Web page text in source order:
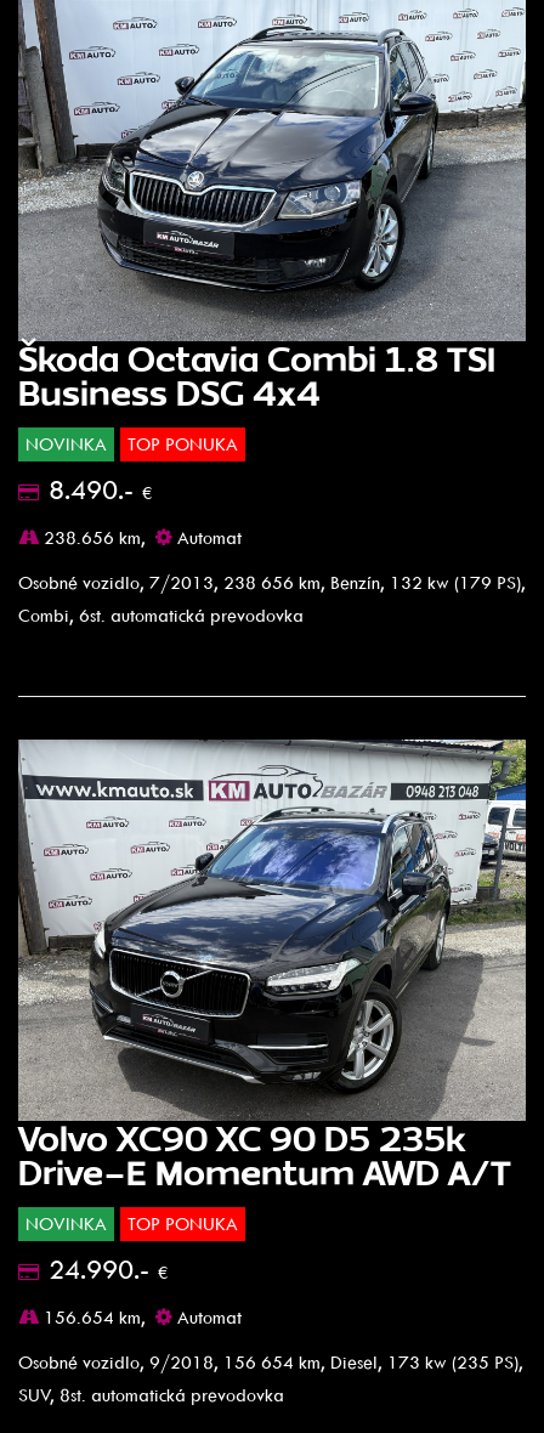
Škoda Octavia Combi 1.8 TSI
Business DSG 4x4
NOVINKA TOP PONUKA
8.490.- €
238.656 km,
Automat
Osobné vozidlo, 7/2013, 238 656 km, Benzín, 132 kw (179 PS),
Combi, 6st. automatická prevodovka
Volvo XC90 XC 90 D5 235k
Drive-E Momentum AWD A/T
NOVINKA TOP PONUKA
24.990.- €
156.654 km,
Automat
Osobné vozidlo, 9/2018, 156 654 km, Diesel, 173 kw (235 PS),
SUV, 8st. automatická prevodovka